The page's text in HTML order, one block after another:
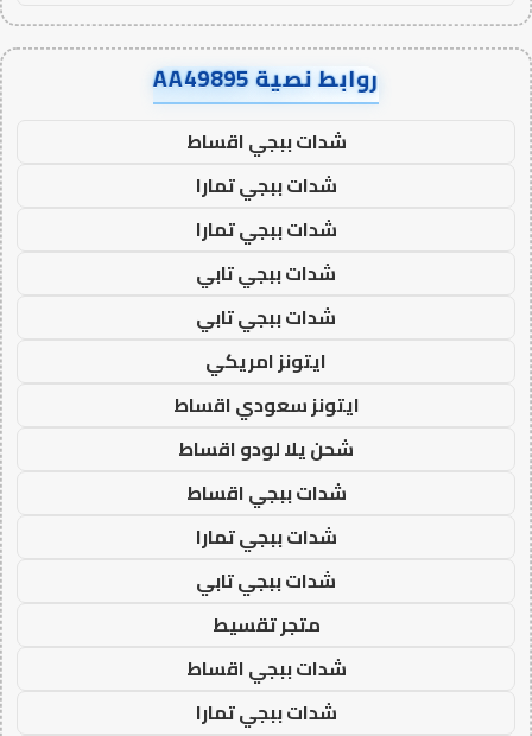
روابط نصية AA49895
شدات ببجي اقساط
شدات ببجي تمارا
شدات ببجي تمارا
شدات ببجي تابي
شدات ببجي تابي
ايتونز امريكي
ايتونز سعودي اقساط
شحن يلا لودو اقساط
شدات ببجي اقساط
شدات ببجي تمارا
شدات ببجي تابي
متجر تقسيط
شدات ببجي اقساط
شدات ببجي تمارا